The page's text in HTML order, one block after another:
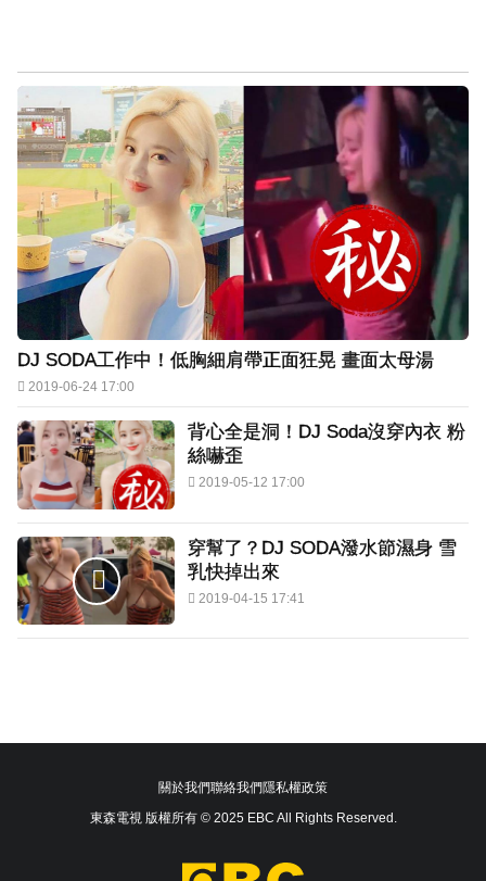
DJ SODA工作中！低胸細肩帶正面狂晃 畫面太母湯
2019-06-24 17:00
背心全是洞！DJ Soda沒穿內衣 粉
絲嚇歪
2019-05-12 17:00
穿幫了？DJ SODA潑水節濕身 雪
乳快掉出來
2019-04-15 17:41
關於我們聯絡我們隱私權政策
東森電視 版權所有 © 2025 EBC All Rights Reserved.